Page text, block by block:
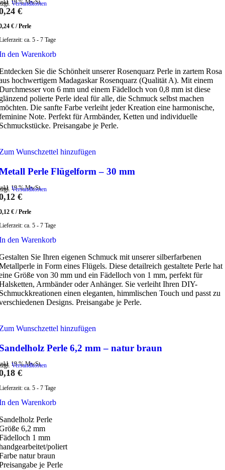
19 % MwSt.
Versandkosten
€
€ /Perle
ca. 5 - 7 Tage
den Warenkorb
Sie die Schönheit unserer Rosenquarz Perle in zartem Rosa
hochwertigem Madagaskar Rosenquarz (Qualität A). Mit einem
von 6 mm und einem Fädelloch von 0,8 mm ist diese
polierte Perle ideal für alle, die Schmuck selbst machen
Die sanfte Farbe verleiht jeder Kreation eine harmonische,
Note. Perfekt für Armbänder, Ketten und individuelle
Preisangabe je Perle.
Wunschzettel hinzufügen
Perle Flügelform – 30 mm
19 % MwSt.
Versandkosten
€
€ /Perle
ca. 5 - 7 Tage
den Warenkorb
Sie Ihren eigenen Schmuck mit unserer silberfarbenen
in Form eines Flügels. Diese detailreich gestaltete Perle hat
Größe von 30 mm und ein Fädelloch von 1 mm, perfekt für
Armbänder oder Anhänger. Sie verleiht Ihren DIY-
einen eleganten, himmlischen Touch und passt zu
Designs. Preisangabe je Perle.
Wunschzettel hinzufügen
Perle 6,2 mm – natur braun
19 % MwSt.
Versandkosten
€
ca. 5 - 7 Tage
den Warenkorb
Perle
6,2 mm
1 mm
poliert
natur braun
je Perle